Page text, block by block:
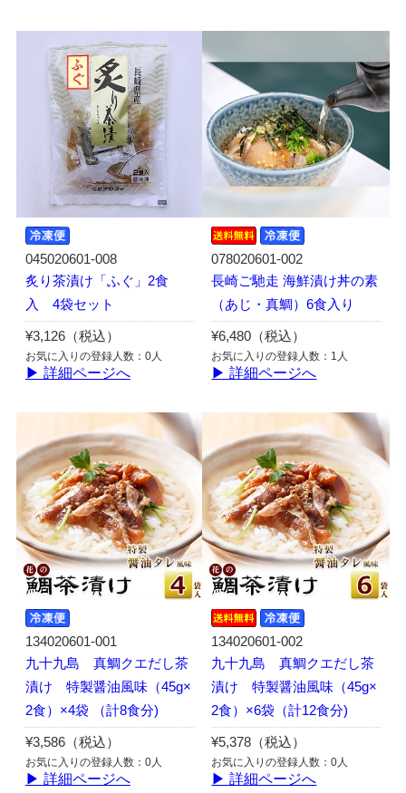
045020601-008
炙り茶漬け「ふぐ」2食
入 4袋セット
¥3,126（税込）
お気に入りの登録人数：0人
▶ 詳細ページへ
078020601-002
長崎ご馳走 海鮮漬け丼の素
（あじ・真鯛）6食入り
¥6,480（税込）
お気に入りの登録人数：1人
▶ 詳細ページへ
134020601-001
九十九島 真鯛クエだし茶
漬け 特製醤油風味（45g×
2食）×4袋 （計8食分)
¥3,586（税込）
お気に入りの登録人数：0人
▶ 詳細ページへ
134020601-002
九十九島 真鯛クエだし茶
漬け 特製醤油風味（45g×
2食）×6袋（計12食分)
¥5,378（税込）
お気に入りの登録人数：0人
▶ 詳細ページへ